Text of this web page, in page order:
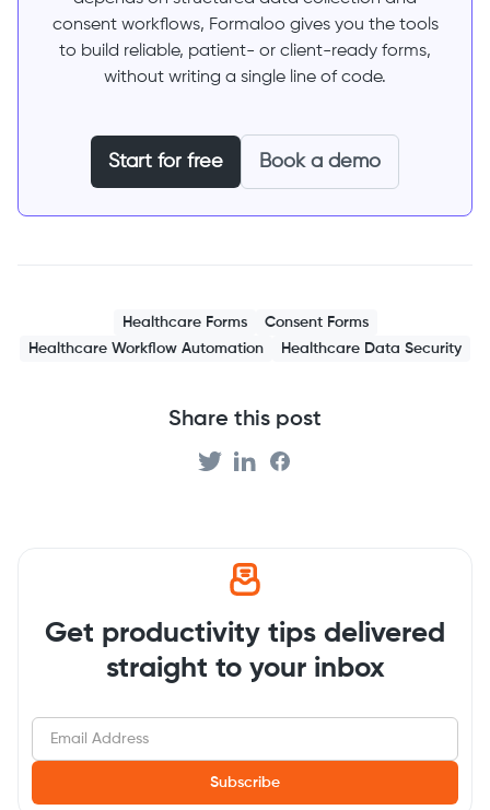
consent workflows, Formaloo gives you the tools
to build reliable, patient- or client-ready forms,
without writing a single line of code.
Start for free Book a demo
Healthcare Forms
Consent Forms
Healthcare Workflow Automation
Healthcare Data Security
Share this post
Get productivity tips delivered
straight to your inbox